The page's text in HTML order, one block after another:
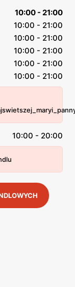
10:00 - 21:00
10:00 - 21:00
10:00 - 21:00
10:00 - 21:00
10:00 - 21:00
10:00 - 21:00
10:00 - 20:00